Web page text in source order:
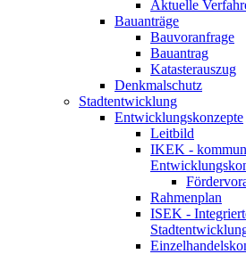
Aktuelle
Bauanträge
Bauvoranfrage
Bauantrag
Katasterauszug
Denkmalschutz
Stadtentwicklung
Entwicklungskonzepte
Leitbild
IKEK -
Rahmenplan
ISEK -